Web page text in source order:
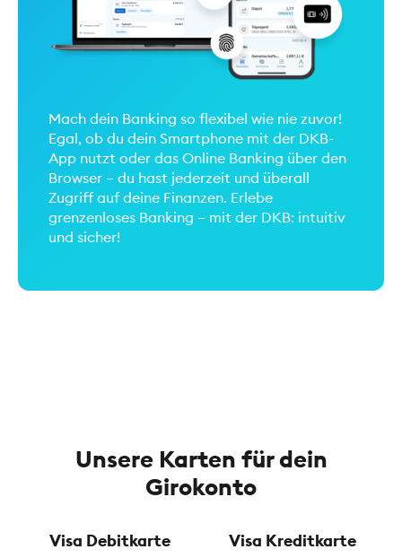
Mach dein Banking so flexibel wie nie zuvor!
Egal, ob du dein Smartphone mit der DKB-
App nutzt oder das Online Banking über den
Browser – du hast jederzeit und überall
Zugriff auf deine Finanzen. Erlebe
grenzenloses Banking – mit der DKB: intuitiv
und sicher!
Unsere Karten für dein
Girokonto
Visa Debitkarte Visa Kreditkarte